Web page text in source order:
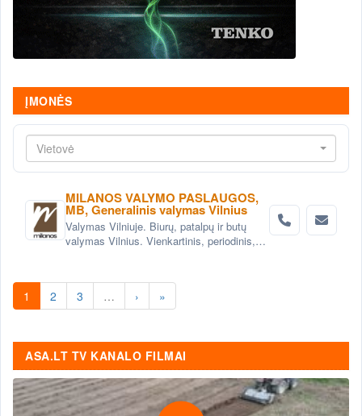
ĮMONĖS
Vietovė
MILANOS VALYMO PASLAUGOS,
MB, Generalinis valymas Vilnius
Valymas Vilniuje. Biurų, patalpų ir butų
valymas Vilnius. Vienkartinis, periodinis,
1 2 3 … › »
ASA.LT TV KANALO FILMAI